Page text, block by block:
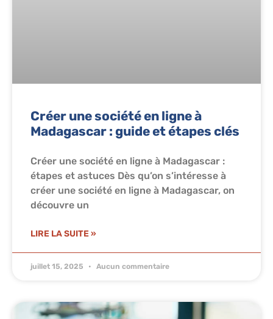
Créer une société en ligne à
Madagascar : guide et étapes clés
Créer une société en ligne à Madagascar :
étapes et astuces Dès qu’on s’intéresse à
créer une société en ligne à Madagascar, on
découvre un
LIRE LA SUITE »
juillet 15, 2025 Aucun commentaire